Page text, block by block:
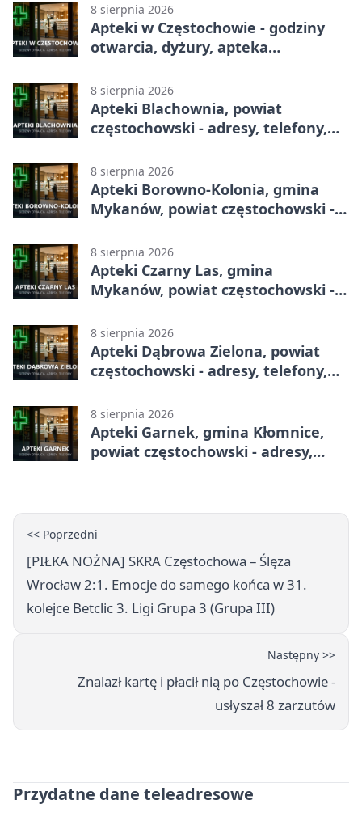
8 sierpnia 2026
Apteki w Częstochowie - godziny
otwarcia, dyżury, apteka
8 sierpnia 2026
Apteki Blachownia, powiat
częstochowski - adresy, telefony,
8 sierpnia 2026
Apteki Borowno-Kolonia, gmina
Mykanów, powiat częstochowski -
8 sierpnia 2026
Apteki Czarny Las, gmina
Mykanów, powiat częstochowski -
8 sierpnia 2026
Apteki Dąbrowa Zielona, powiat
częstochowski - adresy, telefony,
8 sierpnia 2026
Apteki Garnek, gmina Kłomnice,
powiat częstochowski - adresy,
<< Poprzedni
[PIŁKA NOŻNA] SKRA Częstochowa – Ślęza
Wrocław 2:1. Emocje do samego końca w 31.
kolejce Betclic 3. Ligi Grupa 3 (Grupa III)
Następny >>
Znalazł kartę i płacił nią po Częstochowie -
usłyszał 8 zarzutów
Przydatne dane teleadresowe